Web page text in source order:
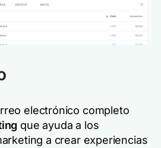
electrónico completo
que ayuda a los
a crear experiencias